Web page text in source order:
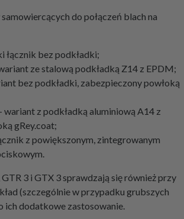
do połączeń blach na
łącznik bez podkładki;
ze stalową podkładką Z14 z EPDM;
bez podkładki, zabezpieczony powłoką
wariant z podkładką aluminiową A14 z
gRey.coat;
z powiększonym, zintegrowanym
3 i GTX 3 sprawdzają się również przy
(szczególnie w przypadku grubszych
ich dodatkowe zastosowanie.